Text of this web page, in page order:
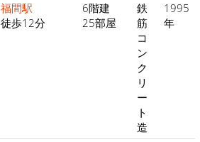
福間駅
徒歩12分
6階建
25部屋
鉄
筋
コ
ン
ク
リ
ー
ト
造
1995
年